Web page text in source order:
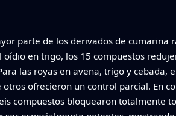
parte de los derivados de cumarina
en trigo, los 15 compuestos
las royas en avena, trigo y cebada,
ofrecieron un control parcial. En
compuestos bloquearon totalmente